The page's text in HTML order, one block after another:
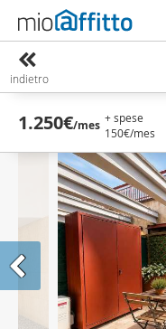
indietro
1.250€/mes
+ spese
150€/mes